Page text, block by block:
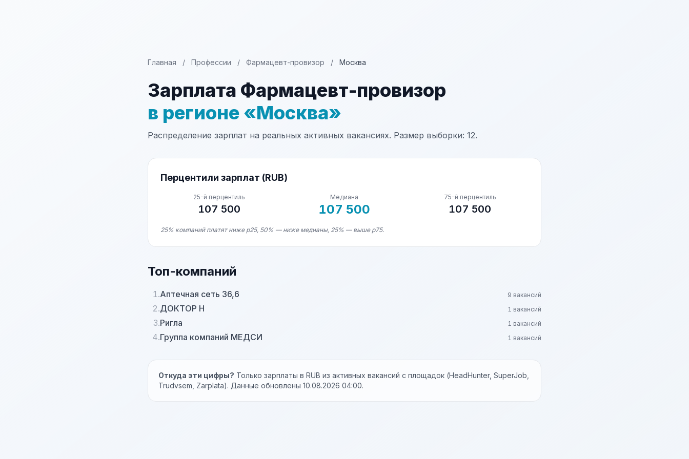
Главная / Профессии / Фармацевт-провизор / Москва
Зарплата Фармацевт-провизор
в регионе «Москва»
Распределение зарплат на реальных активных вакансиях. Размер выборки: 12.
Перцентили зарплат (RUB)
25-й перцентиль
107 500
Медиана
107 500
75-й перцентиль
107 500
25% компаний платят ниже p25, 50% — ниже медианы, 25% — выше p75.
Топ-компаний
1.Аптечная сеть 36,6 9 вакансий
2.ДОКТОР Н 1 вакансий
3.Ригла 1 вакансий
4.Группа компаний МЕДСИ 1 вакансий
Откуда эти цифры? Только зарплаты в RUB из активных вакансий с площадок (HeadHunter, SuperJob,
Trudvsem, Zarplata). Данные обновлены 10.08.2026 04:00.